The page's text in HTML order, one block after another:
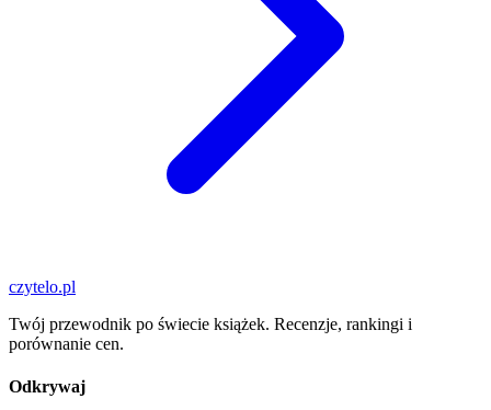
czytelo.pl
Twój przewodnik po świecie książek. Recenzje, rankingi i
porównanie cen.
Odkrywaj